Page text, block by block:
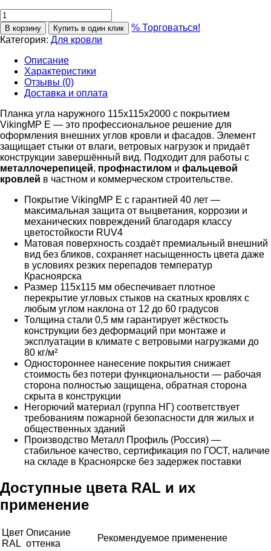
В корзину Купить в один клик
% Торговаться!
Категория: Для кровли
Описание
Характеристики
Отзывы (0)
Доставка и оплата
Планка угла наружного 115х115х2000 с покрытием
VikingMP E — это профессиональное решение для
оформления внешних углов кровли и фасадов. Элемент
защищает стыки от влаги, ветровых нагрузок и придаёт
конструкции завершённый вид. Подходит для работы с
металлочерепицей, профнастилом и фальцевой
кровлей в частном и коммерческом строительстве.
Покрытие VikingMP E с гарантией 40 лет —
максимальная защита от выцветания, коррозии и
механических повреждений благодаря классу
цветостойкости RUV4
Матовая поверхность создаёт премиальный внешний
вид без бликов, сохраняет насыщенность цвета даже
в условиях резких перепадов температур
Красноярска
Размер 115х115 мм обеспечивает плотное
перекрытие угловых стыков на скатных кровлях с
любым углом наклона от 12 до 60 градусов
Толщина стали 0,5 мм гарантирует жёсткость
конструкции без деформаций при монтаже и
эксплуатации в климате с ветровыми нагрузками до
80 кг/м²
Одностороннее нанесение покрытия снижает
стоимость без потери функциональности — рабочая
сторона полностью защищена, обратная сторона
скрыта в конструкции
Негорючий материал (группа НГ) соответствует
требованиям пожарной безопасности для жилых и
общественных зданий
Производство Металл Профиль (Россия) —
стабильное качество, сертификация по ГОСТ, наличие
на складе в Красноярске без задержек поставки
Доступные цвета RAL и их
применение
Цвет
RAL
Описание
оттенка
Рекомендуемое применение